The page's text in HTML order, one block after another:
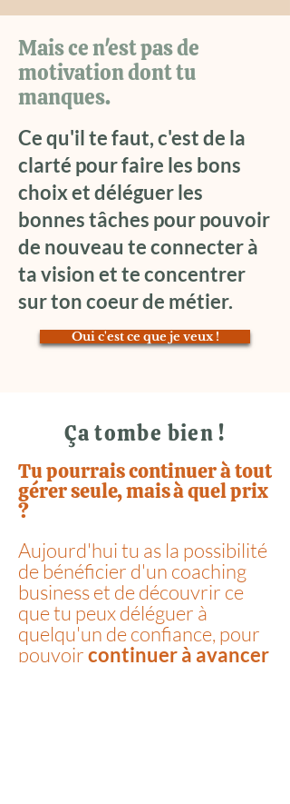
Mais ce n'estpasde
motivation dont tu
manques.
Ce qu'il te faut, c'est de la
clarté pour faire les bons
choix et déléguer les
bonnes tâches pour pouvoir
de nouveau te connecter à
ta vision et te concentrer
sur ton coeur de métier.
Oui c'est ce que je veux !
Ça tombe bien !
Tu pourraiscontinuerà tout
gérer seule, maisà quel prix
?
Aujourd'hui tu as la possibilité
de bénéficier d'un coaching
business et de découvrir ce
que tu peux déléguer à
quelqu'un de confiance, pour
pouvoircontinuer à avancer